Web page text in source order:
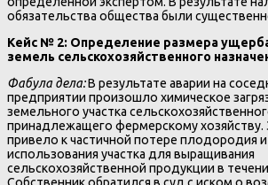
обязательства общества были
Кейс № 2: Определение размера
земель сельскохозяйственного
Фабула дела:В результате аварии на
предприятии произошло химическое
земельного участка
принадлежащего фермерскому хозяйству.
привело к частичной потере плодородия
использования участка для выращивания
сельскохозяйственной продукции в
Собственник обратился в суд с иском о